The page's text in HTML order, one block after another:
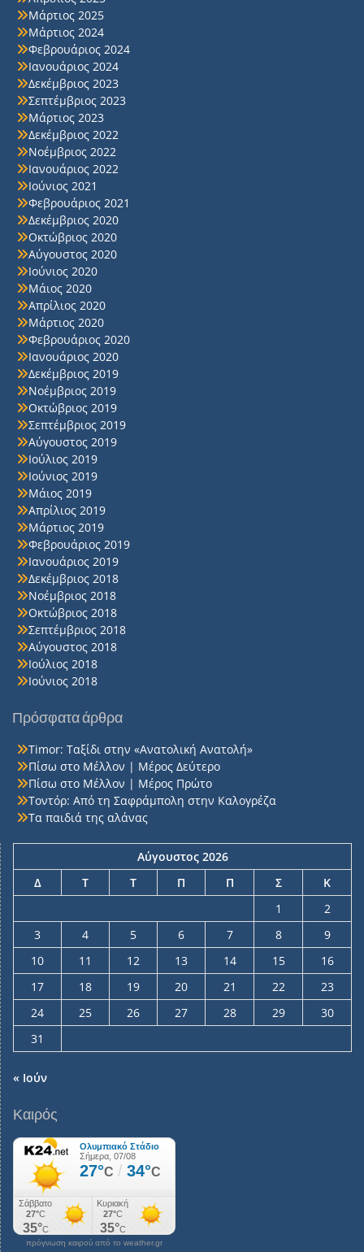
Μάρτιος 2025
Μάρτιος 2024
Φεβρουάριος 2024
Ιανουάριος 2024
Δεκέμβριος 2023
Σεπτέμβριος 2023
Μάρτιος 2023
Δεκέμβριος 2022
Νοέμβριος 2022
Ιανουάριος 2022
Ιούνιος 2021
Φεβρουάριος 2021
Δεκέμβριος 2020
Οκτώβριος 2020
Αύγουστος 2020
Ιούνιος 2020
Μάιος 2020
Απρίλιος 2020
Μάρτιος 2020
Φεβρουάριος 2020
Ιανουάριος 2020
Δεκέμβριος 2019
Νοέμβριος 2019
Οκτώβριος 2019
Σεπτέμβριος 2019
Αύγουστος 2019
Ιούλιος 2019
Ιούνιος 2019
Μάιος 2019
Απρίλιος 2019
Μάρτιος 2019
Φεβρουάριος 2019
Ιανουάριος 2019
Δεκέμβριος 2018
Νοέμβριος 2018
Οκτώβριος 2018
Σεπτέμβριος 2018
Αύγουστος 2018
Ιούλιος 2018
Ιούνιος 2018
Πρόσφατα άρθρα
Timor: Ταξίδι στην «Ανατολική Ανατολή»
Πίσω στο Μέλλον | Μέρος Δεύτερο
Πίσω στο Μέλλον | Μέρος Πρώτο
Τοντόρ: Από τη Σαφράμπολη στην Καλογρέζα
Τα παιδιά της αλάνας
Αύγουστος 2026
Δ
Τ Τ Π Π Σ
Κ
1
2
3
4 5 6 7 8
9
10
11 12 13 14 15
16
17
18 19 20 21 22
23
24
25 26 27 28 29
30
31
« Ιούν
Καιρός
πρόγνωση καιρού από το weather.gr